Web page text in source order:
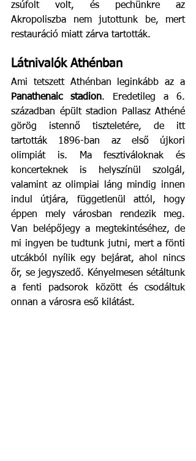
zsúfolt volt, és pechünkre az
Akropoliszba nem jutottunk be, mert
restauráció miatt zárva tartották.
Látnivalók Athénban
Panathenaic stadion. Eredetileg a 6.
században épült stadion Pallasz Athéné
görög istennő tiszteletére, de itt
tartották 1896-ban az első újkori
olimpiát is. Ma fesztiváloknak és
koncerteknek is helyszínül szolgál,
valamint az olimpiai láng mindig innen
indul útjára, függetlenül attól, hogy
éppen mely városban rendezik meg.
Van belépőjegy a megtekintéséhez, de
mi ingyen be tudtunk jutni, mert a fönti
utcákból nyílik egy bejárat, ahol nincs
őr, se jegyszedő. Kényelmesen sétáltunk
a fenti padsorok között és csodáltuk
onnan a városra eső kilátást.